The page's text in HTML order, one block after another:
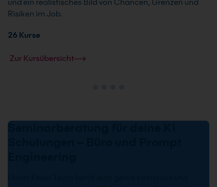
und ein realistisches Bild von Chancen, Grenzen und
Risiken im Job.
26 Kurse
Zur Kursübersicht
Seminarberatung für deine KI